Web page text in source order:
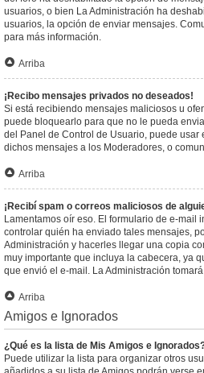
usuarios, o bien La Administración ha
usuarios, la opción de enviar mensajes.
para más información.
Arriba
¡Recibo mensajes privados no deseados!
Si está recibiendo mensajes maliciosos u
puede bloquearlo para que no le pueda
del Panel de Control de Usuario, puede usar
dichos mensajes a los Moderadores, o
Arriba
¡Recibí spam o correos maliciosos de
Lamentamos oír eso. El formulario de e-mail
controlar quién ha enviado tales mensajes,
Administración y hacerles llegar una copia
muy importante que incluya la cabecera, ya
que envió el e-mail. La Administración
Arriba
Amigos e Ignorados
¿Qué es la lista de Mis Amigos e
Puede utilizar la lista para organizar otros